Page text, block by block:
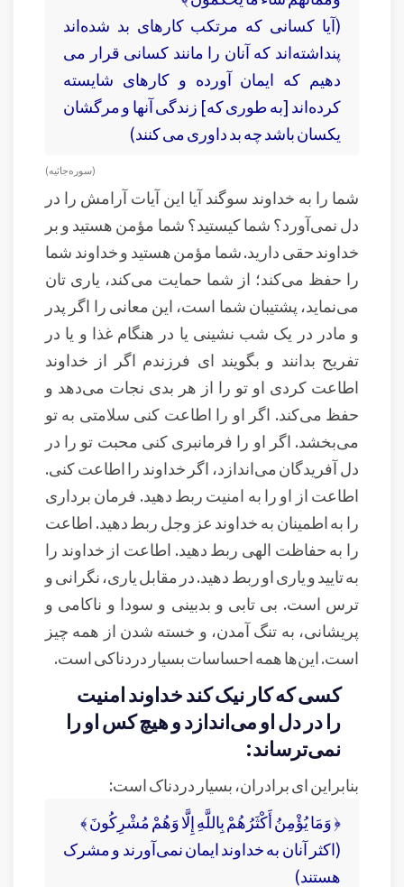
(آيا كسانى كه مرتكب كارهاى بد شده‌اند
پنداشته‌اند كه آنان را مانند كسانى قرار مى‏
دهيم كه ايمان آورده و كارهاى شايسته
كرده‌اند [به طورى كه] زندگى آنها و مرگشان
يكسان باشد چه بد داورى مى كنند)
( سوره جاثيه )
شما را به خداوند سوگند آیا این آیات آرامش را در
دل نمی‌آورد؟ شما کیستید؟ شما مؤمن هستید و بر
خداوند حقی دارید. شما مؤمن هستید و خداوند شما
را حفظ می‌کند؛ از شما حمایت می‌کند، یاری تان
می‌نماید، پشتیبان شما است، این معانی را اگر پدر
و مادر در یک شب نشینی یا در هنگام غذا و یا در
تفریح بدانند و بگویند ای فرزندم اگر از خداوند
اطاعت کردی او تو را از هر بدی نجات می‌دهد و
حفظ می‌کند. اگر او را اطاعت کنی سلامتی به تو
می‌بخشد. اگر او را فرمانبری کنی محبت تو را در
دل آفریدگان می‌اندازد، اگر خداوند را اطاعت کنی.
اطاعت از او را به امنیت ربط دهید. فرمان برداری
را به اطمینان به خداوند عز وجل ربط دهید. اطاعت
را به حفاظت الهی ربط دهید. اطاعت از خداوند را
به تایید و یاری او ربط دهید. در مقابل یاری، نگرانی و
ترس است. بی تابی و بدبینی و سودا و ناکامی و
پریشانی، به تنگ آمدن، و خسته شدن از همه چیز
است. این‌ها همه احساسات بسیار دردناکی است.
کسی که کار نیک کند خداوند امنیت
را در دل او می‌اندازد و هیچ کس او را
نمی‌ترساند:
بنابراین ای برادران، بسیار دردناک است:
﴿ وَمَا يُؤْمِنُ أَكْثَرُهُمْ بِاللَّهِ إِلَّا وَهُمْ مُشْرِكُونَ ﴾
(اکثر آنان به خداوند ایمان نمی‌آورند و مشرک
هستند)